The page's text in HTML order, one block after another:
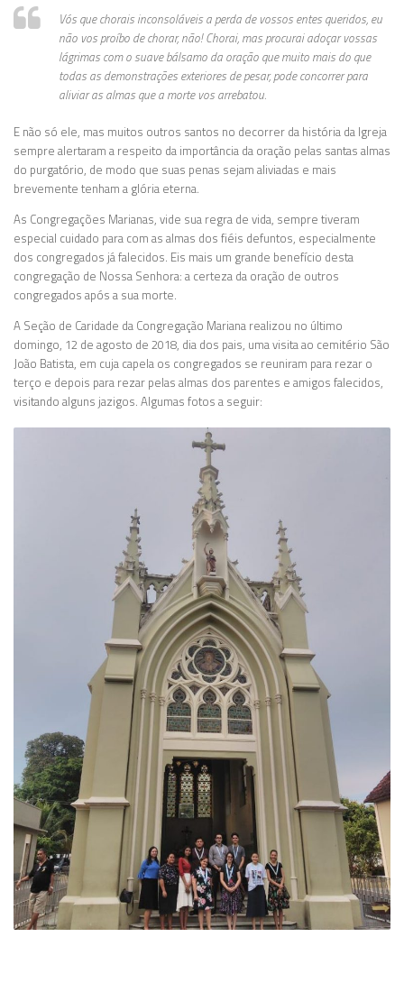
Vós que chorais inconsoláveis a perda de vossos entes queridos, eu
não vos proíbo de chorar, não! Chorai, mas procurai adoçar vossas
lágrimas com o suave bálsamo da oração que muito mais do que
todas as demonstrações exteriores de pesar, pode concorrer para
aliviar as almas que a morte vos arrebatou.
E não só ele, mas muitos outros santos no decorrer da história da Igreja
sempre alertaram a respeito da importância da oração pelas santas almas
do purgatório, de modo que suas penas sejam aliviadas e mais
brevemente tenham a glória eterna.
As Congregações Marianas, vide sua regra de vida, sempre tiveram
especial cuidado para com as almas dos fiéis defuntos, especialmente
dos congregados já falecidos. Eis mais um grande benefício desta
congregação de Nossa Senhora: a certeza da oração de outros
congregados após a sua morte.
A Seção de Caridade da Congregação Mariana realizou no último
domingo, 12 de agosto de 2018, dia dos pais, uma visita ao cemitério São
João Batista, em cuja capela os congregados se reuniram para rezar o
terço e depois para rezar pelas almas dos parentes e amigos falecidos,
visitando alguns jazigos. Algumas fotos a seguir: